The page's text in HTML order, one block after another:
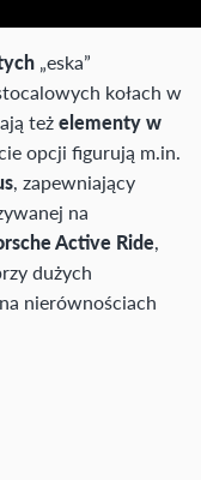
„eska”
kołach w
teżelementy w
opcji figurują m.in.
, zapewniający
na
Active Ride,
dużych
nierównościach